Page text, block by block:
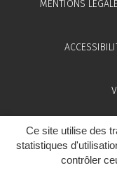
Ce site utilise des
statistiques
contrôler
MENTIONS